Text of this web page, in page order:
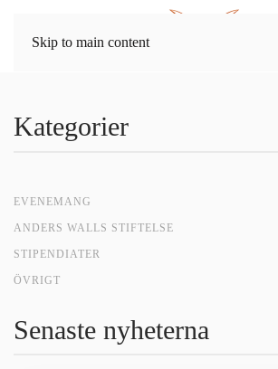
Skip to main content
Senaste nyheterna
Kategorier
EVENEMANG
ANDERS WALLS STIFTELSE
STIPENDIATER
ÖVRIGT